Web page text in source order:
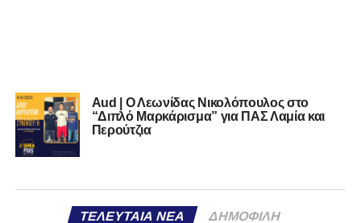
Aud | Ο Λεωνίδας Νικολόπουλος στο
“Διπλό Μαρκάρισμα” για ΠΑΣ Λαμία και
Περούτζια
ΤΕΛΕΥΤΑΊΑ ΝΈΑ ΔΗΜΟΦΙΛΉ